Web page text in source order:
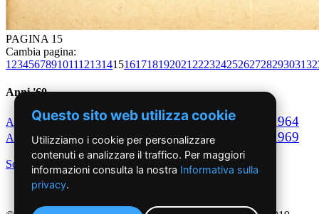
PAGINA 15
Cambia pagina:
1 23456789101112131415161718192021 2223242526272829303132
Anni '60
Anno1960Anno1961 Anno1962 Anno1963 1964
Anno 1965Anno1966 Anno1967Anno1968 1969
Scegli per decennio
Questo sito web utilizza cookie
Utilizziamo i cookie per personalizzare
contenuti e analizzare il traffico. Per maggiori
informazioni consulta la nostra Informativa sulla
privacy.